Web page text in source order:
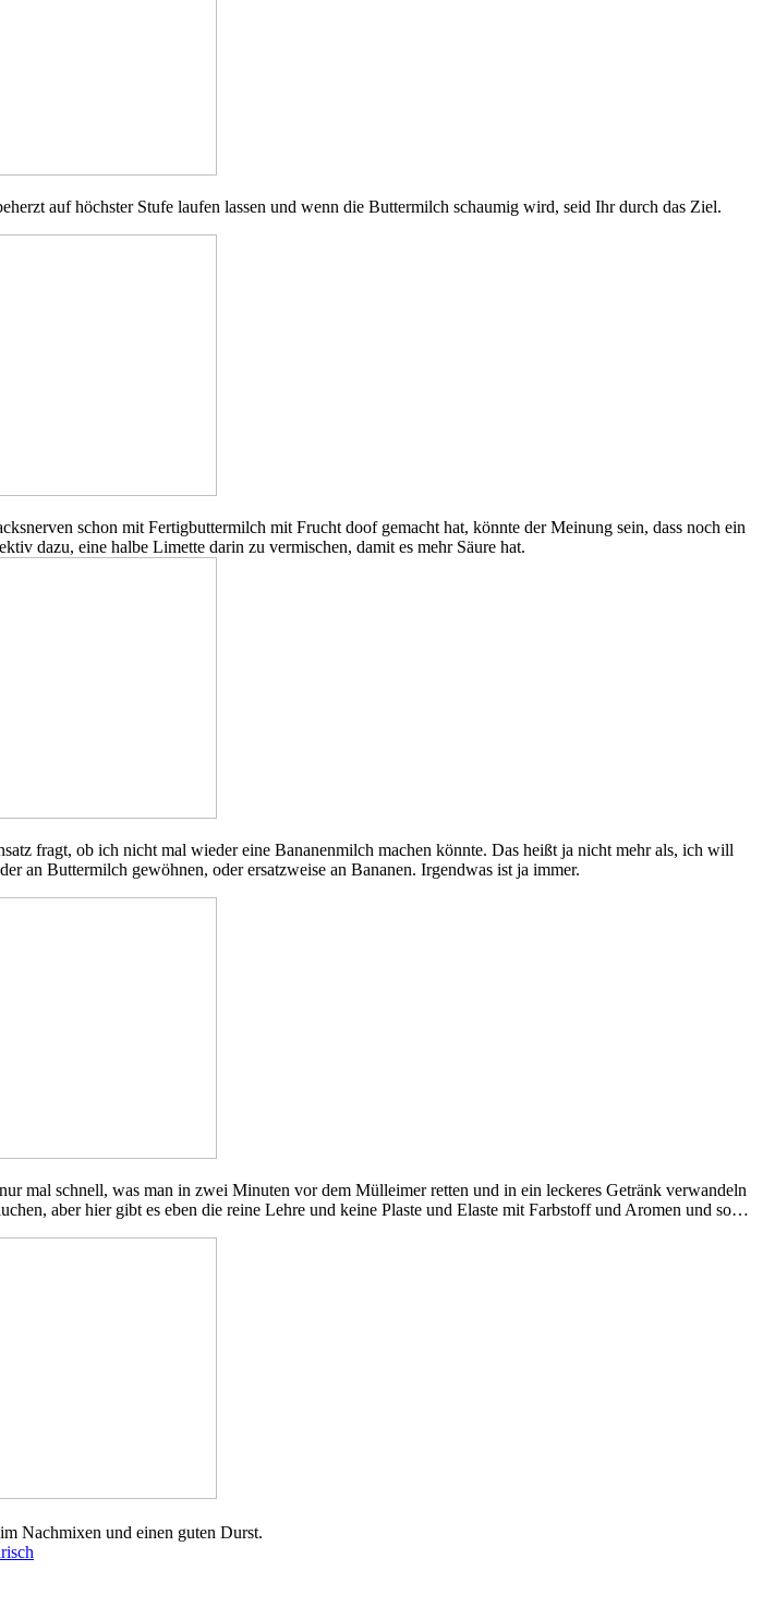
auf höchster Stufe laufen lassen und wenn die Buttermilch schaumig wird, seid Ihr durch das Ziel.
schon mit Fertigbuttermilch mit Frucht doof gemacht hat, könnte der Meinung sein, dass noch ein
dazu, eine halbe Limette darin zu vermischen, damit es mehr Säure hat.
fragt, ob ich nicht mal wieder eine Bananenmilch machen könnte. Das heißt ja nicht mehr als, ich will
an Buttermilch gewöhnen, oder ersatzweise an Bananen. Irgendwas ist ja immer.
mal schnell, was man in zwei Minuten vor dem Mülleimer retten und in ein leckeres Getränk verwandeln
aber hier gibt es eben die reine Lehre und keine Plaste und Elaste mit Farbstoff und Aromen und so…
Nachmixen und einen guten Durst.